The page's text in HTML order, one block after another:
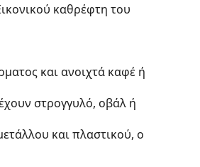
καθρέφτη του
και ανοιχτά καφέ ή
στρογγυλό, οβάλ ή
και πλαστικού, ο